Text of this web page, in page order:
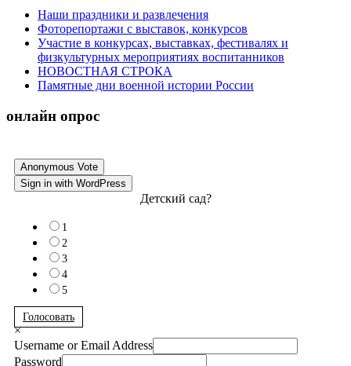
Наши праздники и развлечения
Фоторепортажи с выставок, конкурсов
Участие в конкурсах, выставках, фестивалях и
физкультурных мероприятиях воспитанников
НОВОСТНАЯ СТРОКА
Памятные дни военной истории России
онлайн опрос
Anonymous Vote
Sign in with WordPress
Детский сад?
1
2
3
4
5
Голосовать
×
Username or Email Address
Password